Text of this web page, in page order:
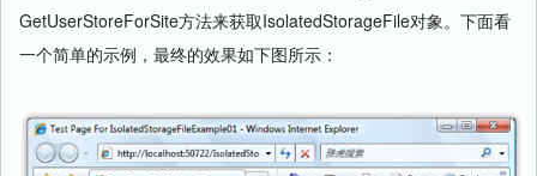
GetUserStoreForSite方法来获取IsolatedStorageFile对象。下面看
一个简单的示例，最终的效果如下图所示：